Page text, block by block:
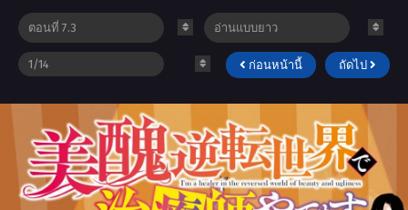
ก่อนหน้านี้ ถัดไป